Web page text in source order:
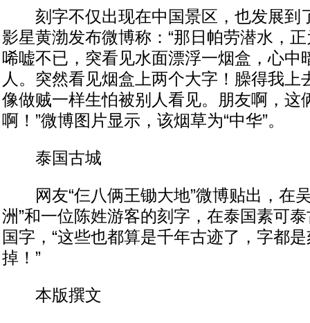
刻字不仅出现在中国景区，也发展到
影星黄渤发布微博称：“那日帕劳潜水，
唏嘘不已，突看见水面漂浮一烟盒，心中
人。突然看见烟盒上两个大字！臊得我上
像做贼一样生怕被别人看见。朋友啊，这
啊！”微博图片显示，该烟草为“中华”。
泰国古城
网友“仨八俩王锄大地”微博贴出，在
洲”和一位陈姓游客的刻字，在泰国素可
国字，“这些也都算是千年古迹了，字都
掉！”
本版撰文